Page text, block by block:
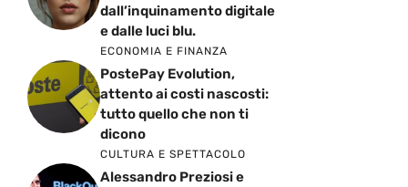
dall’inquinamento digitale
e dalle luci blu.
ECONOMIA E FINANZA
PostePay Evolution,
attento ai costi nascosti:
tutto quello che non ti
dicono
CULTURA E SPETTACOLO
Alessandro Preziosi e